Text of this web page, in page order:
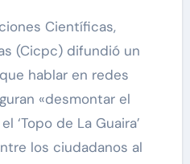
(Cicpc) difundió un
hablar en redes
«desmontar el
‘Topo de La Guaira’
los ciudadanos al